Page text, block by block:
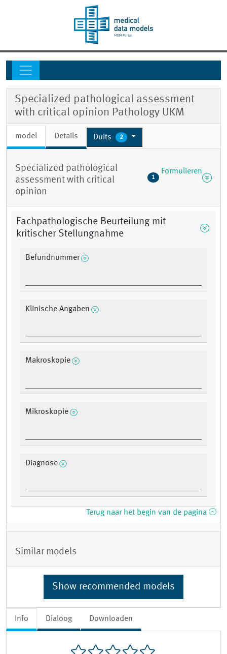
Info Dialoog Downloaden
Specialized pathological assessment
with critical opinion Pathology UKM
model Details Duits 2
Specialized pathological
assessment with critical
opinion
1
Formulieren
Fachpathologische Beurteilung mit
kritischer Stellungnahme
Befundnummer
Klinische Angaben
Makroskopie
Mikroskopie
Diagnose
Terug naar het begin van de pagina
Similar models
Show recommended models